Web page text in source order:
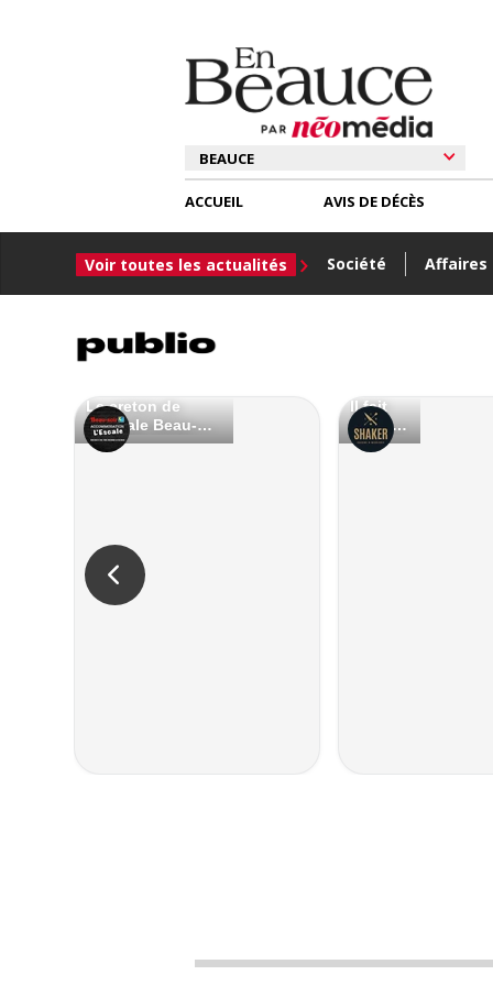
ACCUEIL
Voir toutes les actualités Société Affaires
AVIS DE DÉCÈS